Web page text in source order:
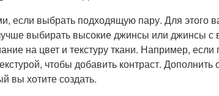
если выбрать подходящую пару. Для этого
выбирать высокие джинсы или джинсы с
на цвет и текстуру ткани. Например, если
чтобы добавить контраст.
вы хотите создать.